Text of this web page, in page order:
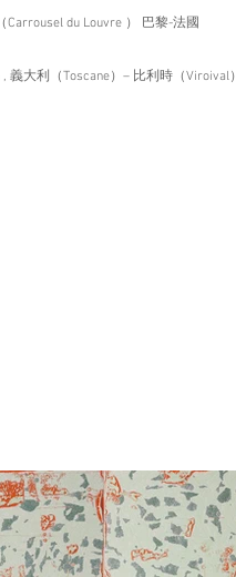
Carrousel du Louvre ） 巴黎-法國
義大利（Toscane）– 比利時（Viroival）